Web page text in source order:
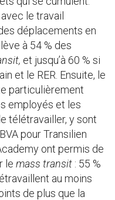
le travail
déplacements en
à 54 % des
et jusqu’à 60 % si
et le RER. Ensuite, le
particulièrement
employés et les
télétravailler, y sont
pour Transilien
ont permis de
le mass transit : 55 %
au moins
de plus que la